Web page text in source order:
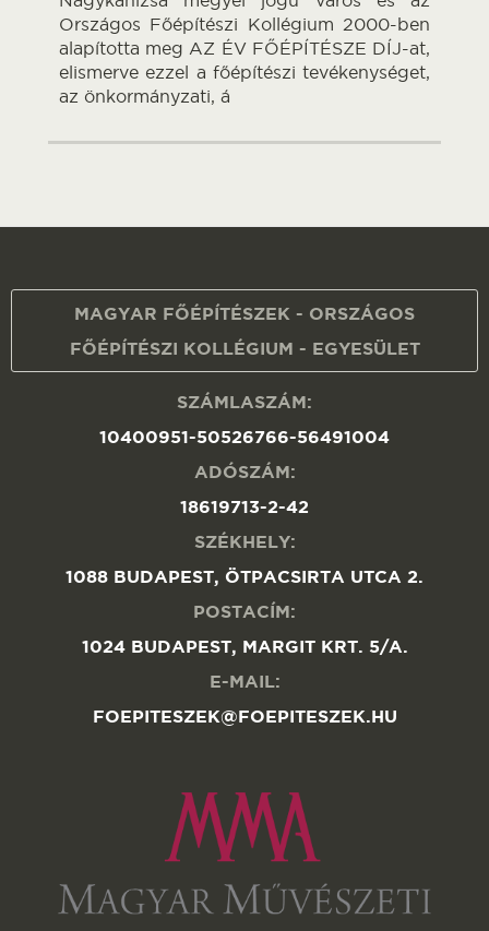
Országos Főépítészi Kollégium 2000-ben
alapította meg AZ ÉV FŐÉPÍTÉSZE DÍJ-at,
elismerve ezzel a főépítészi tevékenységet,
az önkormányzati, á
MAGYAR FŐÉPÍTÉSZEK - ORSZÁGOS
FŐÉPÍTÉSZI KOLLÉGIUM - EGYESÜLET
SZÁMLASZÁM:
10400951-50526766-56491004
ADÓSZÁM:
18619713-2-42
SZÉKHELY:
1088 BUDAPEST, ÖTPACSIRTA UTCA 2.
POSTACÍM:
1024 BUDAPEST, MARGIT KRT. 5/A.
E-MAIL:
FOEPITESZEK@FOEPITESZEK.HU